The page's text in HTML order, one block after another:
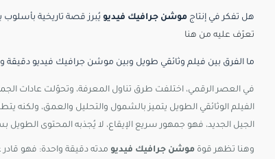
هل تفكر في إنتاج موشن جرافيك فيديو يُبرز قصة تاريخية بأسلوب
تعرّف عليه من هنا
ما الفرق بين فيلم وثائقي طويل وبين موشن جرافيك فيديو دقيقة
في العصرالرقمي، اختلفت طرق تناول المعرفة، وتحوّلت عادات
الفيلم الوثائقي الطويل يتميزبالشمول والتحليل والعمق، ولكنه
الجيل الجديد، فهو جمهورسريع الإيقاع، لا يُجذبه المحتوى الطويل
وهنا تظهرقوة موشن جرافيك فيديو مدته دقيقة واحدة: فهو قادر